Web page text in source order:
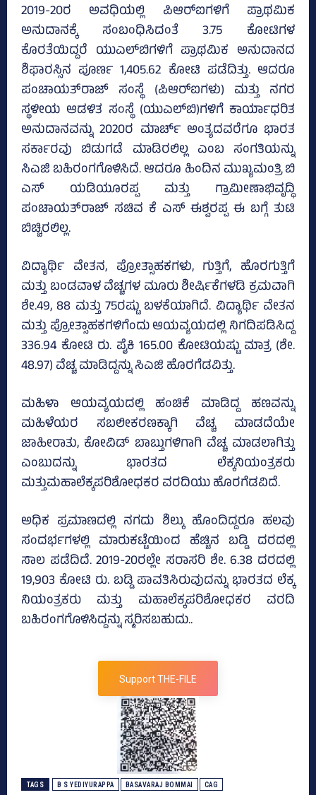
2019-20ರ ಅವಧಿಯಲ್ಲಿ ಪಿಆರ್‌ಐಗಳಿಗೆ ಪ್ರಾಥಮಿಕ
ಅನುದಾನಕ್ಕೆ ಸಂಬಂಧಿಸಿದಂತೆ 3.75 ಕೋಟಿಗಳ
ಕೊರತೆಯಿದ್ದರೆ ಯುಎಲ್‌ಬಿಗಳಿಗೆ ಪ್ರಾಥಮಿಕ ಅನುದಾನದ
ಶಿಫಾರಸ್ಸಿನ ಪೂರ್ಣ 1,405.62 ಕೋಟಿ ಪಡೆದಿತ್ತು. ಆದರೂ
ಪಂಚಾಯತ್‌ರಾಜ್‌ ಸಂಸ್ಥೆ (ಪಿಆರ್‌ಐಗಳು) ಮತ್ತು ನಗರ
ಸ್ಥಳೀಯ ಆಡಳಿತ ಸಂಸ್ಥೆ (ಯುಎಲ್‌ಬಿ)ಗಳಿಗೆ ಕಾರ್ಯಾಧರಿತ
ಅನುದಾನವನ್ನು 2020ರ ಮಾರ್ಚ್ ಅಂತ್ಯದವರೆಗೂ ಭಾರತ
ಸರ್ಕಾರವು ಬಿಡುಗಡೆ ಮಾಡಿರಲಿಲ್ಲ ಎಂಬ ಸಂಗತಿಯನ್ನು
ಸಿಎಜಿ ಬಹಿರಂಗಗೊಳಿಸಿದೆ. ಆದರೂ ಹಿಂದಿನ ಮುಖ್ಯಮಂತ್ರಿ ಬಿ
ಎಸ್‌ ಯಡಿಯೂರಪ್ಪ ಮತ್ತು ಗ್ರಾಮೀಣಾಭಿವೃದ್ಧಿ
ಪಂಚಾಯತ್‌ರಾಜ್‌ ಸಚಿವ ಕೆ ಎಸ್‌ ಈಶ್ವರಪ್ಪ ಈ ಬಗ್ಗೆ ತುಟಿ
ಬಿಚ್ಚಿರಲಿಲ್ಲ.
ವಿದ್ಯಾರ್ಥಿ ವೇತನ, ಪ್ರೋತ್ಸಾಹಕಗಳು, ಗುತ್ತಿಗೆ, ಹೊರಗುತ್ತಿಗೆ
ಮತ್ತು ಬಂಡವಾಳ ವೆಚ್ಚಗಳ ಮೂರು ಶೀರ್ಷಿಕೆಗಳಡಿ ಕ್ರಮವಾಗಿ
ಶೇ.49, 88 ಮತ್ತು 75ರಷ್ಟು ಬಳಕೆಯಾಗಿದೆ. ವಿದ್ಯಾರ್ಥಿ ವೇತನ
ಮತ್ತು ಪ್ರೋತ್ಸಾಹಕಗಳಿಗೆಂದು ಆಯವ್ಯಯದಲ್ಲಿ ನಿಗದಿಪಡಿಸಿದ್ದ
336.94 ಕೋಟಿ ರು. ಪೈಕಿ 165.00 ಕೋಟಿಯಷ್ಟು ಮಾತ್ರ (ಶೇ.
48.97) ವೆಚ್ಚ ಮಾಡಿದ್ದನ್ನು ಸಿಎಜಿ ಹೊರಗೆಡವಿತ್ತು.
ಮಹಿಳಾ ಆಯವ್ಯಯದಲ್ಲಿ ಹಂಚಿಕೆ ಮಾಡಿದ್ದ ಹಣವನ್ನು
ಮಹಿಳೆಯರ ಸಬಲೀಕರಣಕ್ಕಾಗಿ ವೆಚ್ಚ ಮಾಡದೆಯೇ
ಜಾಹೀರಾತು, ಕೋವಿಡ್‌ ಬಾಬ್ತುಗಳಿಗಾಗಿ ವೆಚ್ಚ ಮಾಡಲಾಗಿತ್ತು
ಎಂಬುದನ್ನು ಭಾರತದ ಲೆಕ್ಕನಿಯಂತ್ರಕರು
ಮತ್ತುಮಹಾಲೆಕ್ಕಪರಿಶೋಧಕರ ವರದಿಯು ಹೊರಗೆಡವಿದೆ.
ಅಧಿಕ ಪ್ರಮಾಣದಲ್ಲಿ ನಗದು ಶಿಲ್ಕು ಹೊಂದಿದ್ದರೂ ಹಲವು
ಸಂದರ್ಭಗಳಲ್ಲಿ ಮಾರುಕಟ್ಟೆಯಿಂದ ಹೆಚ್ಚಿನ ಬಡ್ಡಿ ದರದಲ್ಲಿ
ಸಾಲ ಪಡೆದಿದೆ. 2019-20ರಲ್ಲೇ ಸರಾಸರಿ ಶೇ. 6.38 ದರದಲ್ಲಿ
19,903 ಕೋಟಿ ರು. ಬಡ್ಡಿ ಪಾವತಿಸಿರುವುದನ್ನು ಭಾರತದ ಲೆಕ್ಕ
ನಿಯಂತ್ರಕರು ಮತ್ತು ಮಹಾಲೆಕ್ಕಪರಿಶೋಧಕರ ವರದಿ
ಬಹಿರಂಗಗೊಳಿಸಿದ್ದನ್ನು ಸ್ಮರಿಸಬಹುದು..
Support THE-FILE
TAGS B S YEDIYURAPPA BASAVARAJ BOMMAI CAG